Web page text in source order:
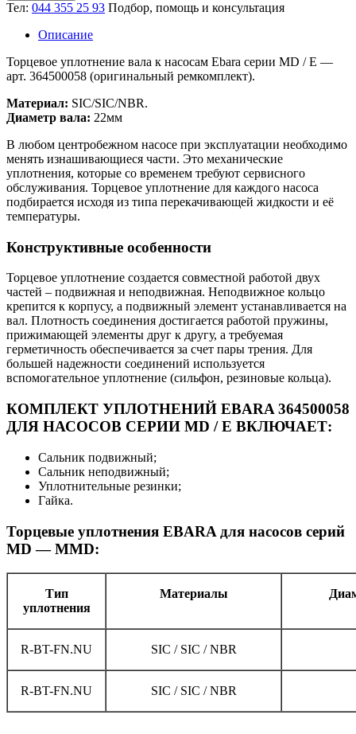
Тел: 044 355 25 93 Подбор, помощь и консультация
Описание
Торцевое уплотнение вала к насосам Ebara серии MD / E —
арт. 364500058 (оригинальный ремкомплект).
Материал: SIC/SIC/NBR.
Диаметр вала: 22мм
В любом центробежном насосе при эксплуатации необходимо
менять изнашивающиеся части. Это механические
уплотнения, которые со временем требуют сервисного
обслуживания. Торцевое уплотнение для каждого насоса
подбирается исходя из типа перекачивающей жидкости и её
температуры.
Конструктивные особенности
Торцевое уплотнение создается совместной работой двух
частей – подвижная и неподвижная. Неподвижное кольцо
крепится к корпусу, а подвижный элемент устанавливается на
вал. Плотность соединения достигается работой пружины,
прижимающей элементы друг к другу, а требуемая
герметичность обеспечивается за счет пары трения. Для
большей надежности соединений используется
вспомогательное уплотнение (сильфон, резиновые кольца).
КОМПЛЕКТ УПЛОТНЕНИЙ EBARA 364500058
ДЛЯ НАСОСОВ СЕРИИ MD / E ВКЛЮЧАЕТ:
Сальник подвижный;
Сальник неподвижный;
Уплотнительные резинки;
Гайка.
Торцевые уплотнения EBARA для насосов серий
MD — MMD:
Тип
уплотнения
Материалы
R-BT-FN.NU SIC / SIC / NBR
R-BT-FN.NU SIC / SIC / NBR